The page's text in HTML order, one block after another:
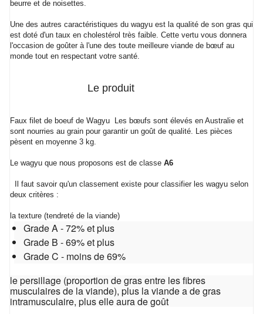
beurre et de noisettes.
Une des autres caractéristiques du wagyu est la qualité de son gras qui
est doté d'un taux en cholestérol très faible. Cette vertu vous donnera
l'occasion de goûter à l'une des toute meilleure viande de bœuf au
monde tout en respectant votre santé.
Le produit
Faux filet de boeuf de Wagyu Les bœufs sont élevés en Australie et
sont nourries au grain pour garantir un goût de qualité. Les pièces
pèsent en moyenne 3 kg.
Le wagyu que nous proposons est de classe A6
Il faut savoir qu'un classement existe pour classifier les wagyu selon
deux critères :
la texture (tendreté de la viande)
Grade A - 72% et plus
Grade B - 69% et plus
Grade C - moins de 69%
le persillage (proportion de gras entre les fibres
musculaires de la viande), plus la viande a de gras
intramusculaire, plus elle aura de goût